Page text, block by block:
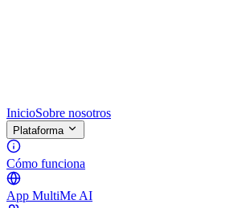
InicioSobre nosotros
Plataforma
Cómo funciona
App MultiMe AI